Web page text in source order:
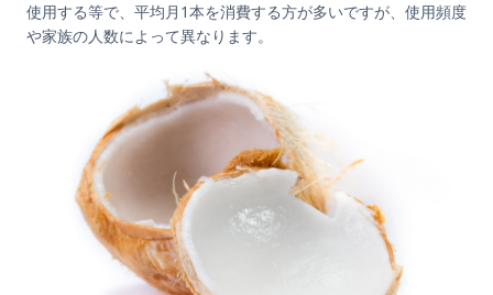
使用する等で、平均月1本を消費する方が多いですが、使用頻度
や家族の人数によって異なります。